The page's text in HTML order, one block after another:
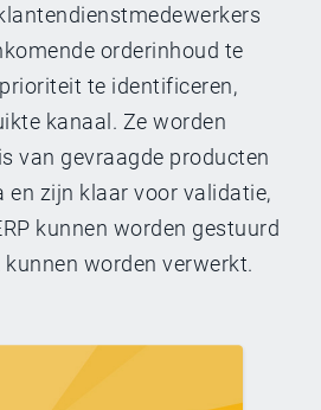
orderinhoud te
te identificeren,
kanaal. Ze worden
van gevraagde producten
zijn klaar voor validatie,
kunnen worden gestuurd
worden verwerkt.